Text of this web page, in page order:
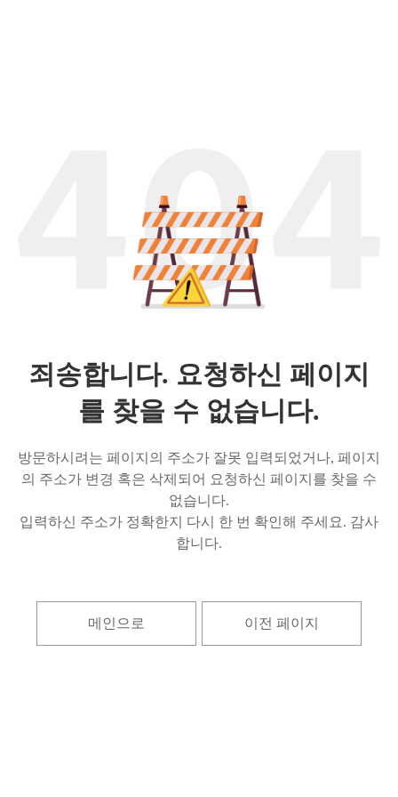
죄송합니다. 요청하신 페이지
를 찾을 수 없습니다.
방문하시려는 페이지의 주소가 잘못 입력되었거나, 페이지
의 주소가 변경 혹은 삭제되어 요청하신 페이지를 찾을 수
없습니다.
입력하신 주소가 정확한지 다시 한 번 확인해 주세요. 감사
합니다.
메인으로 이전 페이지